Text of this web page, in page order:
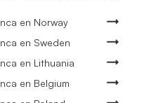
en Norway
en Sweden
en Lithuania
en Belgium